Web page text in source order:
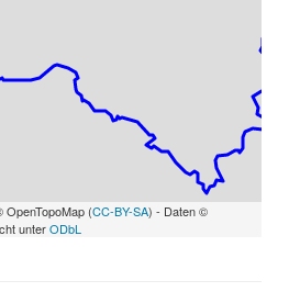
OpenTopoMap (CC-BY-SA) - Daten ©
unterODbL